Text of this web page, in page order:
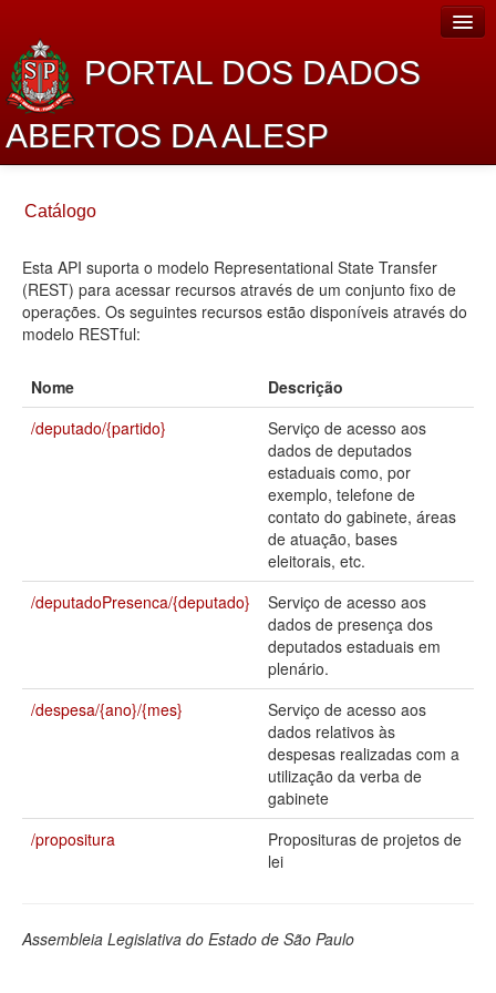
PORTAL DOS DADOS
ABERTOS DA ALESP
Sobre o projeto
Dados Abertos Alesp
Lei de Acesso à Informação
Planejamento
Catálogo de dados
Legislação
Perguntas frequentes
Catálogo
Esta API suporta o modelo Representational State Transfer
(REST) para acessar recursos através de um conjunto fixo de
operações. Os seguintes recursos estão disponíveis através do
modelo RESTful:
Nome
Descrição
/deputado/{partido}
Serviço de acesso aos
dados de deputados
estaduais como, por
exemplo, telefone de
contato do gabinete, áreas
de atuação, bases
eleitorais, etc.
/deputadoPresenca/{deputado}
Serviço de acesso aos
dados de presença dos
deputados estaduais em
plenário.
/despesa/{ano}/{mes}
Serviço de acesso aos
dados relativos às
despesas realizadas com a
utilização da verba de
gabinete
/propositura
Proposituras de projetos de
lei
Assembleia Legislativa do Estado de São Paulo